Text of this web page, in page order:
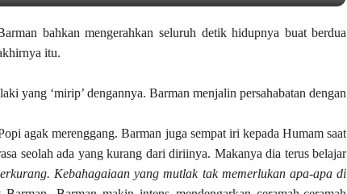
bahkan mengerahkan seluruh detik hidupnya buat berdua
itu.
yang ‘mirip’ dengannya. Barman menjalin persahabatan dengan
agak merenggang. Barman juga sempat iri kepada Humam saat
seolah ada yang kurang dari diriinya. Makanya dia terus belajar
Kebahagaiaan yang mutlak tak memerlukan apa-apa di